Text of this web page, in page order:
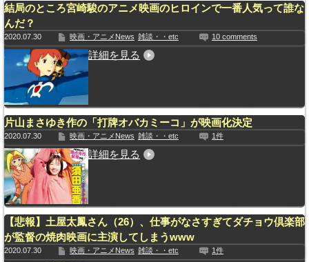
結局のところ宮崎駿のアニメ映画のヒロインで一番人気って誰な
んだ？
2020.07.30 映画・アニメNews 雑談・・etc 10 comments
詳細を見る
片山まさゆき作の「打牌オバカミーコ」が映画化決定
2020.07.30 映画・アニメNews 雑談・・etc 1件
詳細を見る
【悲報】土屋太鳳さん（26）、仕事がなさすぎてダチョウ倶楽部
が監督の焼肉映画に主演してしまうwww
2020.07.30 映画・アニメNews 雑談・・etc 1件